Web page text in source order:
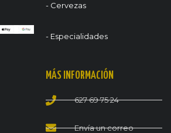
- Cervezas
- Especialidades
MÁS INFORMACIÓN
627 69 75 24
Envía un correo